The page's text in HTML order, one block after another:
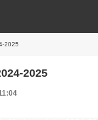
2025
2025